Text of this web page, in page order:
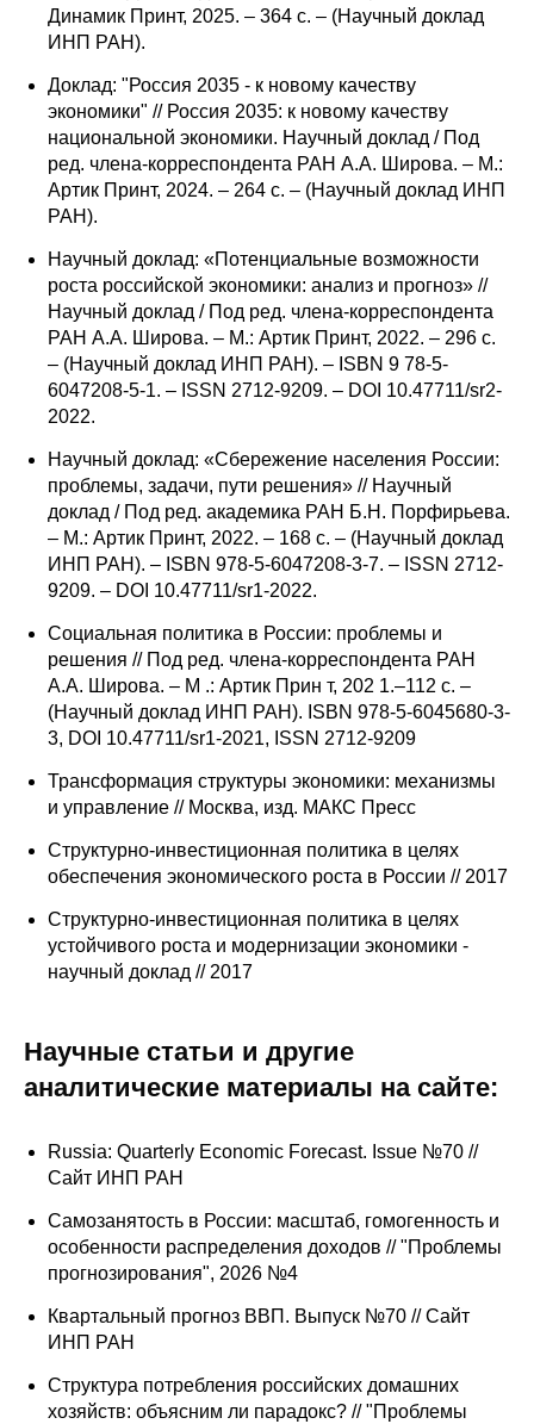
Динамик Принт, 2025. – 364 с. – (Научный доклад
ИНП РАН).
Доклад: "Россия 2035 - к новому качеству
экономики" // Россия 2035: к новому качеству
национальной экономики. Научный доклад / Под
ред. члена-корреспондента РАН А.А. Широва. – М.:
Артик Принт, 2024. – 264 с. – (Научный доклад ИНП
РАН).
Научный доклад: «Потенциальные возможности
роста российской экономики: анализ и прогноз» //
Научный доклад / Под ред. члена-корреспондента
РАН А.А. Широва. – М.: Артик Принт, 2022. – 296 с.
– (Научный доклад ИНП РАН). – ISBN 9 78-5-
6047208-5-1. – ISSN 2712-9209. – DOI 10.47711/sr2-
2022.
Научный доклад: «Сбережение населения России:
проблемы, задачи, пути решения» // Научный
доклад / Под ред. академика РАН Б.Н. Порфирьева.
– М.: Артик Принт, 2022. – 168 с. – (Научный доклад
ИНП РАН). – ISBN 978-5-6047208-3-7. – ISSN 2712-
9209. – DOI 10.47711/sr1-2022.
Социальная политика в России: проблемы и
решения // Под ред. члена-корреспондента РАН
А.А. Широва. – М .: Артик Прин т, 202 1.–112 с. –
(Научный доклад ИНП РАН). ISBN 978-5-6045680-3-
3, DOI 10.47711/sr1-2021, ISSN 2712-9209
Трансформация структуры экономики: механизмы
и управление // Москва, изд. МАКС Пресс
Cтруктурно-инвестиционная политика в целях
обеспечения экономического роста в России // 2017
Структурно-инвестиционная политика в целях
устойчивого роста и модернизации экономики -
научный доклад // 2017
Научные статьи и другие
аналитические материалы на сайте:
Russia: Quarterly Economic Forecast. Issue №70 //
Сайт ИНП РАН
Самозанятость в России: масштаб, гомогенность и
особенности распределения доходов // "Проблемы
прогнозирования", 2026 №4
Квартальный прогноз ВВП. Выпуск №70 // Сайт
ИНП РАН
Структура потребления российских домашних
хозяйств: объясним ли парадокс? // "Проблемы